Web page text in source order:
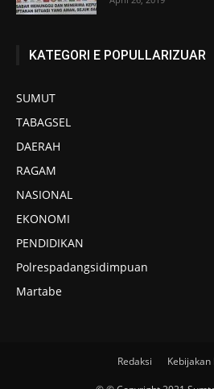
KATEGORI E POPULLARIZUAR
SUMUT
TABAGSEL
DAERAH
RAGAM
NASIONAL
EKONOMI
PENDIDIKAN
Polrespadangsidimpuan
Martabe
Redaksi Kebijakan